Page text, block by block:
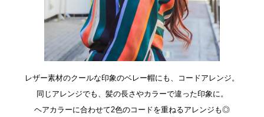
レザー素材のクールな印象のベレー帽にも、コードアレンジ。
同じアレンジでも、髪の長さやカラーで違った印象に。
ヘアカラーに合わせて2色のコードを重ねるアレンジも◎